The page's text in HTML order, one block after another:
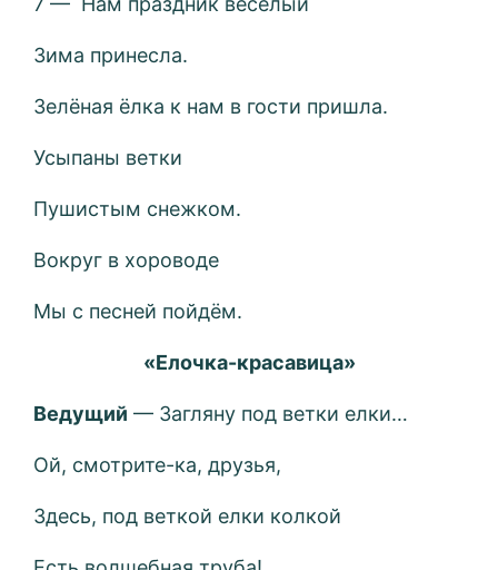
Зима принесла.
Зелёная ёлка к нам в гости пришла.
Усыпаны ветки
Пушистым снежком.
Вокруг в хороводе
Мы с песней пойдём.
«Елочка-красавица»
Ведущий — Загляну под ветки елки…
Ой, смотрите-ка, друзья,
Здесь, под веткой елки колкой